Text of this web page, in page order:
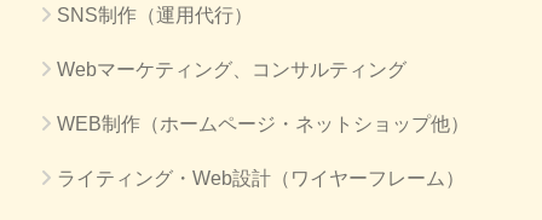
SNS制作（運用代行）
Webマーケティング、コンサルティング
WEB制作（ホームページ・ネットショップ他）
ライティング・Web設計（ワイヤーフレーム）